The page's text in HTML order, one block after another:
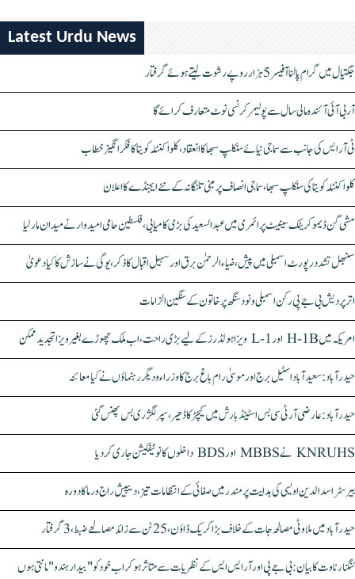
Latest Urdu News
جگتیال میں گرام پالنا آفیسر 5 ہزار روپے رشوت لیتے ہوئے گرفتار
آر بی آئی آئندہ مالی سال سے پولیمر کرنسی نوٹ متعارف کرائے گا
ٹی آر ایس کی جانب سے سماجی نیائے سنکلپ سبھا کا انعقاد، کلواکنٹلہ کویتا کا فکر انگیز خطاب
کلواکنٹلہ کویتا کی سنکلپ سبھا، سماجی انصاف پر مبنی تلنگانہ کے نئے ایجنڈے کا اعلان
مشی گن ڈیموکریٹک سینیٹ پرائمری میں عبدالسعید کی بڑی کامیابی، فلسطین حامی امیدوار نے میدان مار لیا
سنبھل تشدد رپورٹ اسمبلی میں پیش، ضیاء الرحمٰن برق اور سہیل اقبال کا ذکر، یوگی نے سازش کا کیا دعویٰ
اتر پردیش بی جے پی رکن اسمبلی ونود سنگھ پر خاتون کے سنگین الزامات
امریکہ میں H-1B اور L-1 ویزا ہولڈرز کے لیے بڑی راحت، اب ملک چھوڑے بغیر ویزا تجدید ممکن
حیدرآباد: سعیدآباد اسٹیل برج اور موسیٰ رام باغ برج کا وزراء و دیگر رہنماؤں نے کیا معائنہ
حیدرآباد: عارضی آر ٹی سی بس اسٹینڈ بارش میں کیچڑ کا ڈھیر، سپر لگژری بس پھنس گئی
KNRUHS نے MBBS اور BDS داخلوں کا نوٹیفکیشن جاری کر دیا
بیرسٹر اسدالدین اویسی کی ہدایت پر مندر میں صفائی کے انتظامات تیز، دیپیش راج ورما کا دورہ
حیدرآباد میں ملاوٹی مصالحہ جات کے خلاف بڑا کریک ڈاؤن، 25 ٹن سے زائد مصالحے ضبط، 3 گرفتار
کنگنا رناوت کا بیان: بی جے پی اور آر ایس ایس کے نظریات سے متاثر ہو کر اب خود کو "بیدار ہندو" مانتی ہوں